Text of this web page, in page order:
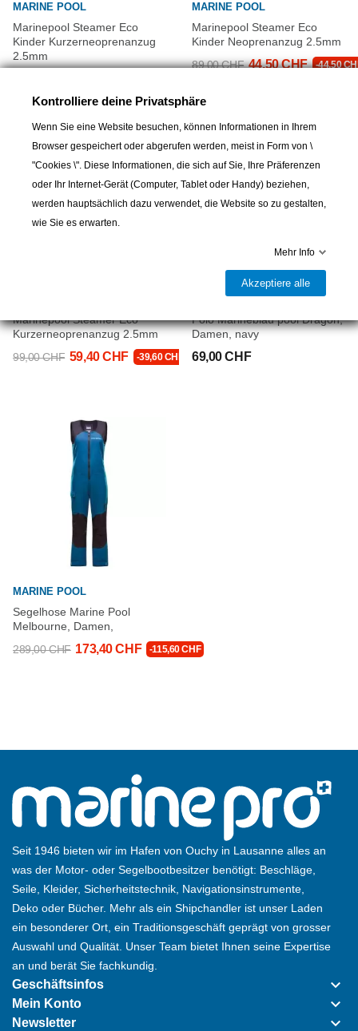
MARINE POOL
Marinepool Steamer Eco
Kinder Kurzerneoprenanzug
2.5mm
MARINE POOL
Marinepool Steamer Eco
Kinder Neoprenanzug 2.5mm
89,00 CHF 44,50 CHF -44,50
Marinepool Steamer Eco
Kurzerneoprenanzug 2.5mm
99,00 CHF 59,40 CHF -39,60 CHF
MARINE POOL
Polo Marineblau pool Dragon,
Damen, navy
69,00 CHF
MARINE POOL
Segelhose Marine Pool
Melbourne, Damen,
289,00 CHF 173,40 CHF -115,60 CHF
Seit 1946 bieten wir im Hafen von Ouchy in Lausanne alles an
was der Motor- oder Segelbootbesitzer benötigt: Beschläge,
Seile, Kleider, Sicherheitstechnik, Navigationsinstrumente,
Deko oder Bücher. Mehr als ein Shipchandler ist unser Laden
ein besonderer Ort, ein Traditionsgeschäft geprägt von grosser
Auswahl und Qualität. Unser Team bietet Ihnen seine Expertise
an und berät Sie fachkundig.
Geschäftsinfos keyboard_arrow_down
Mein Konto keyboard_arrow_down
Newsletter keyboard_arrow_down
Kontrolliere deine Privatsphäre
Wenn Sie eine Website besuchen, können Informationen in Ihrem
Browser gespeichert oder abgerufen werden, meist in Form von \
"Cookies \". Diese Informationen, die sich auf Sie, Ihre Präferenzen
oder Ihr Internet-Gerät (Computer, Tablet oder Handy) beziehen,
werden hauptsächlich dazu verwendet, die Website so zu gestalten,
wie Sie es erwarten.
Mehr Info
Akzeptiere alle